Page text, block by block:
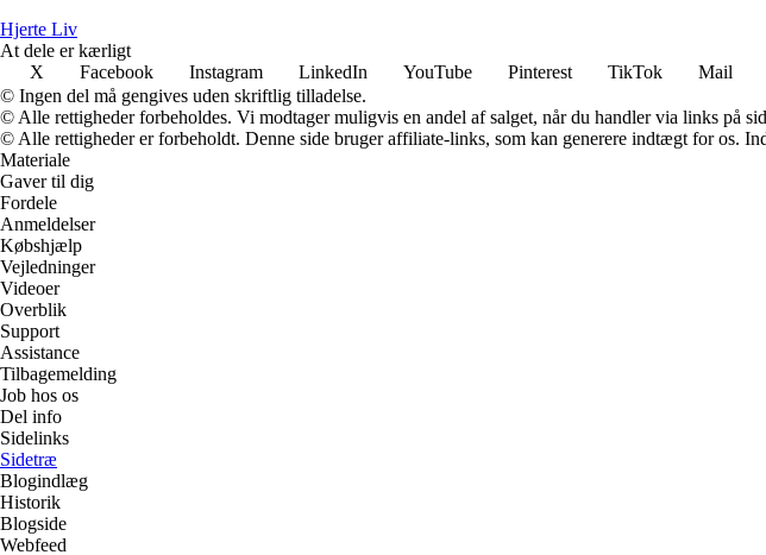
Hjerte Liv
At dele er kærligt
X
Facebook Instagram LinkedIn YouTube Pinterest TikTok Mail
© Ingen del må gengives uden skriftlig tilladelse.
© Alle rettigheder forbeholdes. Vi modtager muligvis en andel af salget, når du handler via links på
© Alle rettigheder er forbeholdt. Denne side bruger affiliate-links, som kan generere indtægt for os.
Materiale
Gaver til dig
Fordele
Anmeldelser
Købshjælp
Vejledninger
Videoer
Overblik
Support
Assistance
Tilbagemelding
Job hos os
Del info
Sidelinks
Sidetræ
Blogindlæg
Historik
Blogside
Webfeed